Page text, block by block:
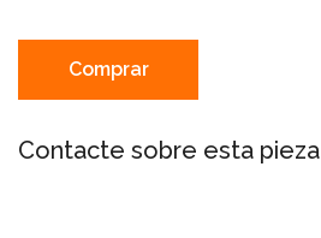
Comprar
Contacte sobre esta pieza